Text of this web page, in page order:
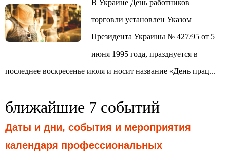
В Украине День работников
торговли установлен Указом
Президента Украины № 427/95 от 5
июня 1995 года, празднуется в
последнее воскресенье июля и носит название «День прац...
ближайшие 7 событий
Даты и дни, события и мероприятия
календаря профессиональных